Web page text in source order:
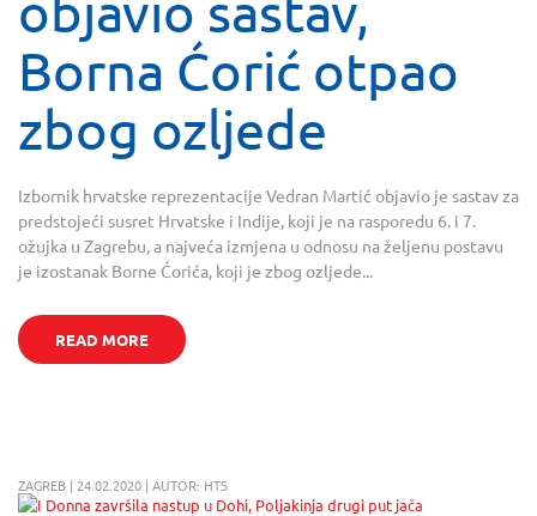
Borna Ćorić otpao
zbog ozljede
Izbornik hrvatske reprezentacije Vedran Martić objavio je sastav za
predstojeći susret Hrvatske i Indije, koji je na rasporedu 6. i 7.
ožujka u Zagrebu, a najveća izmjena u odnosu na željenu postavu
je izostanak Borne Ćorića, koji je zbog ozljede...
READ MORE
ZAGREB | 24.02.2020 | AUTOR: HTS